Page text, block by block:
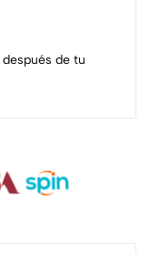
después de tu